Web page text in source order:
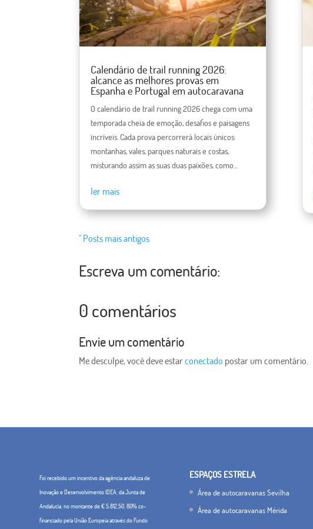
Calendário de trail running 2026:
alcance as melhores provas em
Espanha e Portugal em autocaravana
O calendário de trail running 2026 chega com uma
temporada cheia de emoção, desafios e paisagens
incríveis. Cada prova percorrerá locais únicos:
montanhas, vales, parques naturais e costas,
misturando assim as suas duas paixões, como...
ler mais
" Posts mais antigos
Escreva um comentário:
0 comentários
Envie um comentário
Me desculpe, você deve estarconectado postar um comentário.
Foi recebido um incentivo da agência andaluza de
Inovação e Desenvolvimento IDEA, da Junta de
Andalucía, no montante de € 5.812,50, 80% co-
financiado pela União Europeia através do Fundo
ESPAÇOS ESTRELA
Área de autocaravanas Sevilha
Área de autocaravanas Mérida